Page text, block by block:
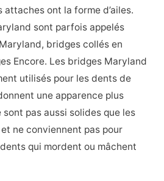
attaches ont la forme d’ailes.
sont parfois appelés
bridges collés en
Encore. Les bridges Maryland
utilisés pour les dents de
une apparence plus
sont pas aussi solides que les
ne conviennent pas pour
qui mordent ou mâchent